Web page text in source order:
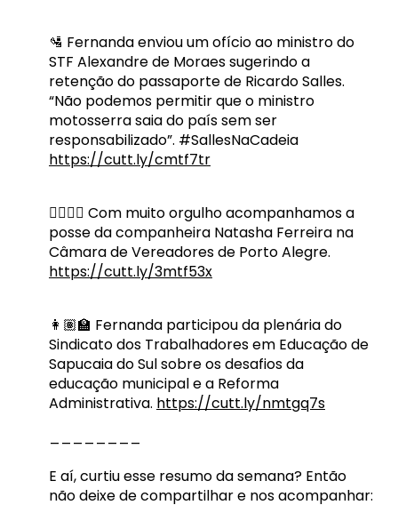
🛂 Fernanda enviou um ofício ao ministro do
STF Alexandre de Moraes sugerindo a
retenção do passaporte de Ricardo Salles.
“Não podemos permitir que o ministro
motosserra saia do país sem ser
responsabilizado”. #SallesNaCadeia
https://cutt.ly/cmtf7tr
🏳️‍🌈🏳‍⚧ Com muito orgulho acompanhamos a
posse da companheira Natasha Ferreira na
Câmara de Vereadores de Porto Alegre.
https://cutt.ly/3mtf53x
👩🏽‍🏫 Fernanda participou da plenária do
Sindicato dos Trabalhadores em Educação de
Sapucaia do Sul sobre os desafios da
educação municipal e a Reforma
Administrativa. https://cutt.ly/nmtgq7s
E aí, curtiu esse resumo da semana? Então
não deixe de compartilhar e nos acompanhar: